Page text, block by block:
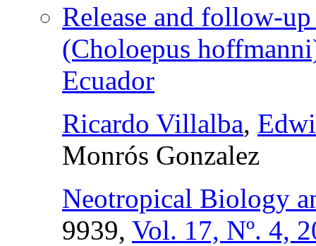
Release and follow-
(Choloepus
Ecuador
Ricardo Villalba,
Monrós Gonzalez
Neotropical Biology
9939, Vol. 17, Nº. 4,